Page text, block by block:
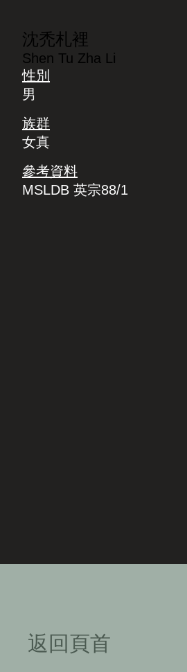
沈禿札裡
Shen Tu Zha Li
性別
男
族群
女真
參考資料
MSLDB 英宗88/1
​返回頁首